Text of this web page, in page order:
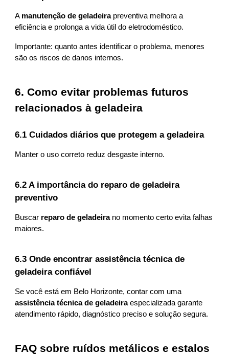
A manutenção de geladeirapreventiva melhora a
eficiência e prolonga a vida útil do eletrodoméstico.
Importante: quanto antes identificar o problema, menores
são os riscos de danos internos.
6. Como evitar problemas futuros
relacionados à geladeira
6.1 Cuidados diários que protegem a geladeira
Manter o uso correto reduz desgaste interno.
6.2 A importância do reparo de geladeira
preventivo
Buscar reparo de geladeirano momento certo evita falhas
maiores.
6.3 Onde encontrar assistência técnica de
geladeira confiável
Se você está em Belo Horizonte, contar com uma
assistência técnica de geladeiraespecializada garante
atendimento rápido, diagnóstico preciso e solução segura.
FAQ sobre ruídos metálicos e estalos